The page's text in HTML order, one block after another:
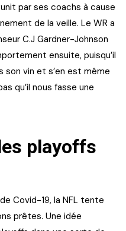
par ses coachs à cause
de la veille. Le WR a
C.J Gardner-Johnson
ensuite, puisqu’il
son vin et s’en est même
qu’il nous fasse une
playoffs
Covid-19, la NFL tente
prêtes. Une idée